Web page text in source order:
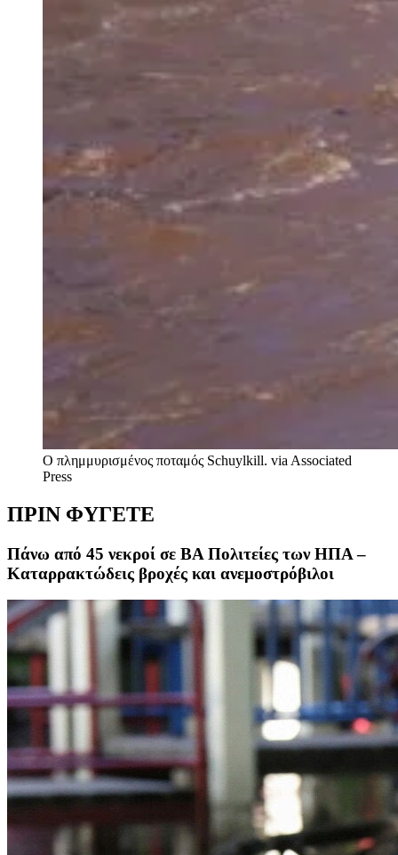
Ο πλημμυρισμένος ποταμός Schuylkill. via Associated
Press
ΠΡΙΝ ΦΥΓΕΤΕ
Πάνω από 45 νεκροί σε ΒΑ Πολιτείες των ΗΠΑ –
Καταρρακτώδεις βροχές και ανεμοστρόβιλοι